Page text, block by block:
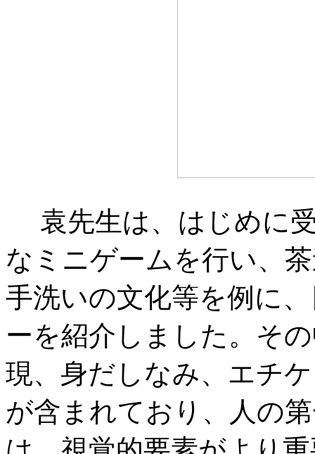
袁先生は、はじめに
なミニゲームを行い、
手洗いの文化等を例に
ーを紹介しました。そ
現、身だしなみ、エチ
が含まれており、人の